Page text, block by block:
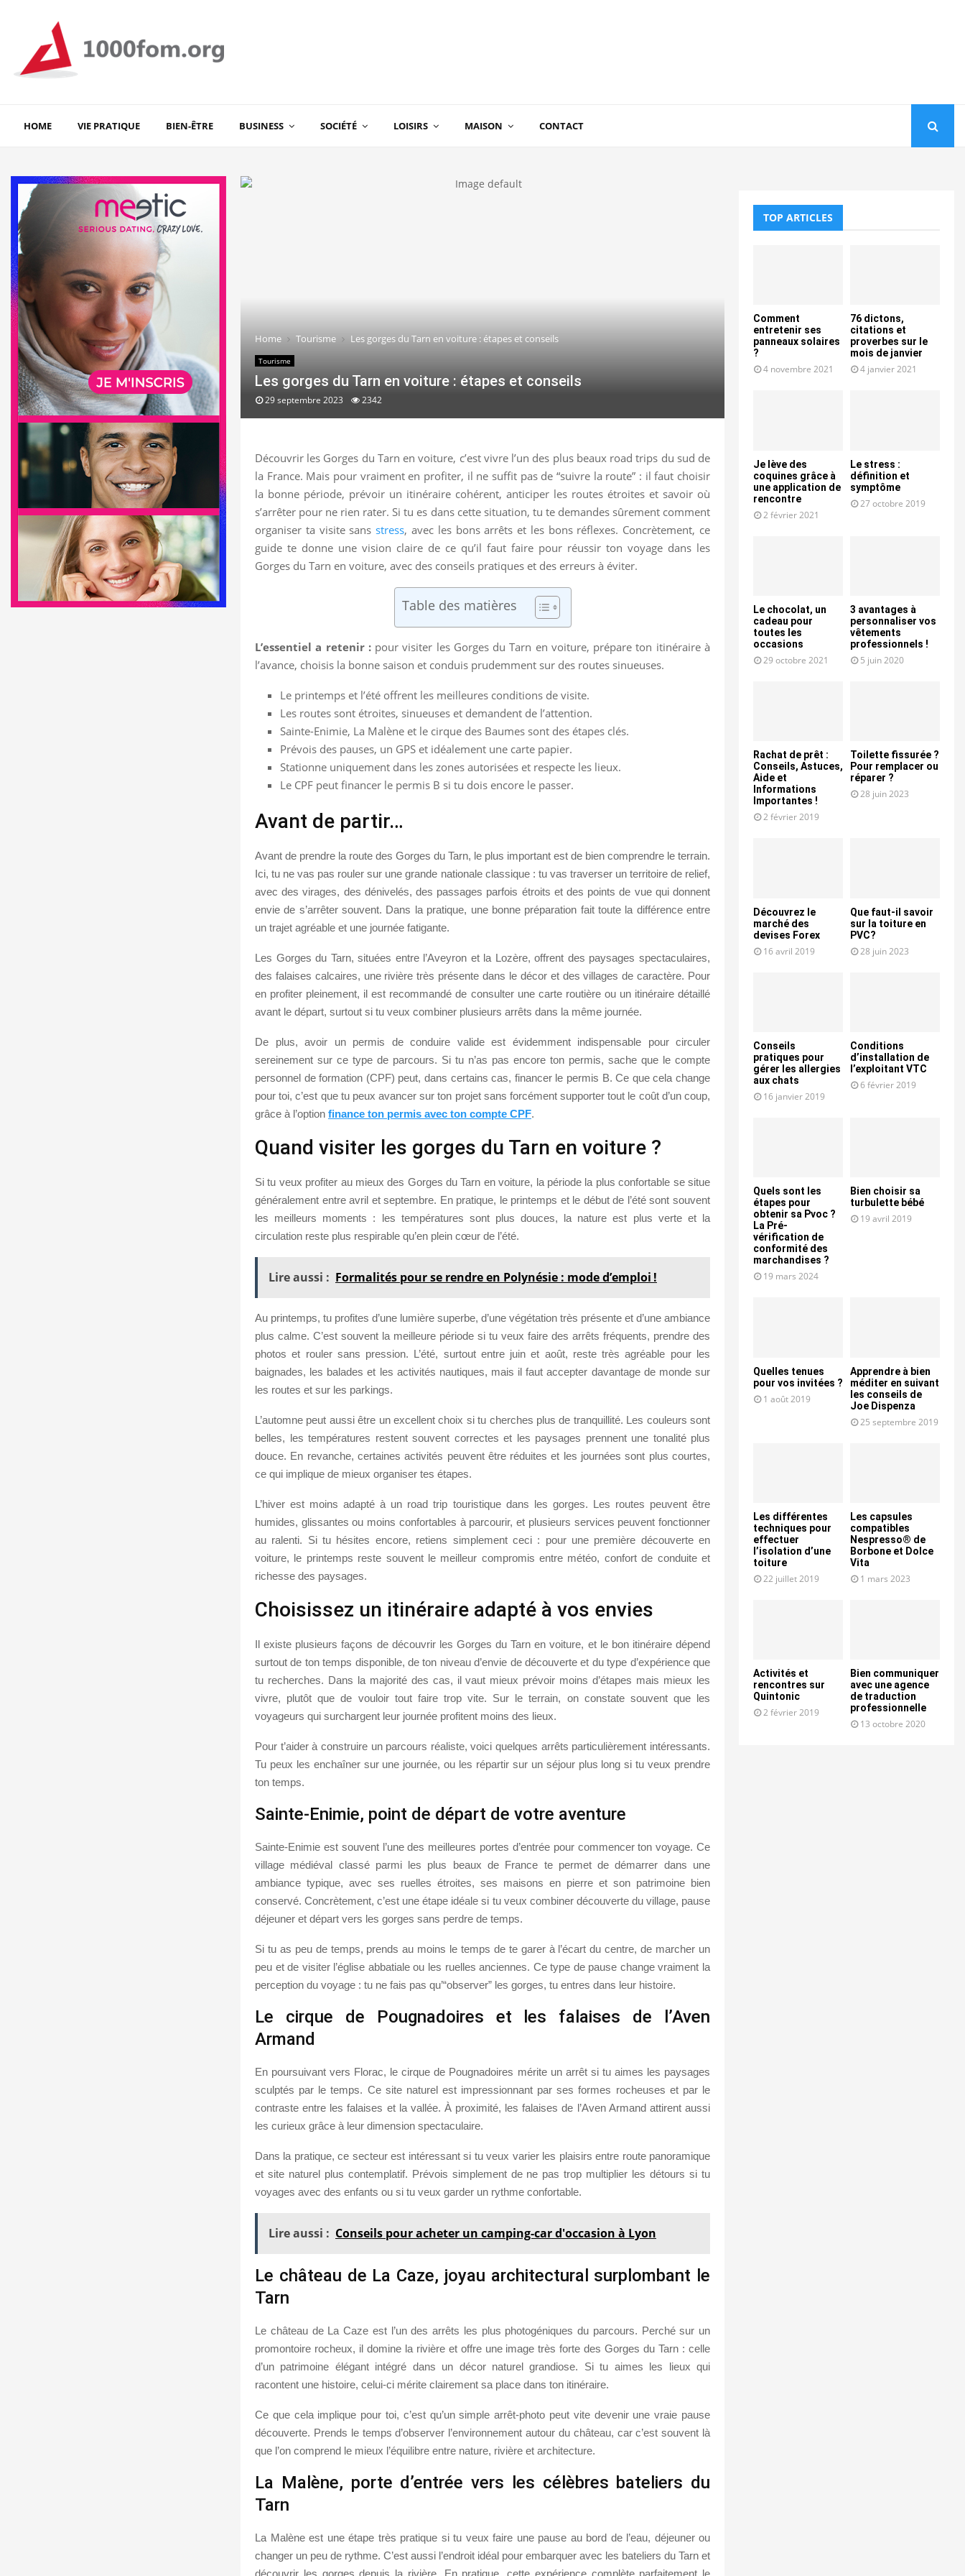
HOME VIE PRATIQUE BIEN-ÊTRE BUSINESS SOCIÉTÉ LOISIRS MAISON CONTACT
Home Tourisme Les gorges du Tarn en voiture : étapes et conseils
Tourisme
Les gorges du Tarn en voiture : étapes et conseils
29 septembre 2023 2342
Découvrir les Gorges du Tarn en voiture, c’est vivre l’un des plus beaux road trips du sud de
la France. Mais pour vraiment en profiter, il ne suffit pas de “suivre la route” : il faut choisir
la bonne période, prévoir un itinéraire cohérent, anticiper les routes étroites et savoir où
s’arrêter pour ne rien rater. Si tu es dans cette situation, tu te demandes sûrement comment
organiser ta visite sans stress, avec les bons arrêts et les bons réflexes. Concrètement, ce
guide te donne une vision claire de ce qu’il faut faire pour réussir ton voyage dans les
Gorges du Tarn en voiture, avec des conseils pratiques et des erreurs à éviter.
Table des matières
L’essentiel a retenir :pour visiter les Gorges du Tarn en voiture, prépare ton itinéraire à
l’avance, choisis la bonne saison et conduis prudemment sur des routes sinueuses.
Le printemps et l’été offrent les meilleures conditions de visite.
Les routes sont étroites, sinueuses et demandent de l’attention.
Sainte-Enimie, La Malène et le cirque des Baumes sont des étapes clés.
Prévois des pauses, un GPS et idéalement une carte papier.
Stationne uniquement dans les zones autorisées et respecte les lieux.
Le CPF peut financer le permis B si tu dois encore le passer.
Avant de partir…
Avant de prendre la route des Gorges du Tarn, le plus important est de bien comprendre le terrain.
Ici, tu ne vas pas rouler sur une grande nationale classique : tu vas traverser un territoire de relief,
avec des virages, des dénivelés, des passages parfois étroits et des points de vue qui donnent
envie de s’arrêter souvent. Dans la pratique, une bonne préparation fait toute la différence entre
un trajet agréable et une journée fatigante.
Les Gorges du Tarn, situées entre l’Aveyron et la Lozère, offrent des paysages spectaculaires,
des falaises calcaires, une rivière très présente dans le décor et des villages de caractère. Pour
en profiter pleinement, il est recommandé de consulter une carte routière ou un itinéraire détaillé
avant le départ, surtout si tu veux combiner plusieurs arrêts dans la même journée.
De plus, avoir un permis de conduire valide est évidemment indispensable pour circuler
sereinement sur ce type de parcours. Si tu n’as pas encore ton permis, sache que le compte
personnel de formation (CPF) peut, dans certains cas, financer le permis B. Ce que cela change
pour toi, c’est que tu peux avancer sur ton projet sans forcément supporter tout le coût d’un coup,
grâce à l’option finance ton permis avec ton compte CPF.
Quand visiter les gorges du Tarn en voiture ?
Si tu veux profiter au mieux des Gorges du Tarn en voiture, la période la plus confortable se situe
généralement entre avril et septembre. En pratique, le printemps et le début de l’été sont souvent
les meilleurs moments : les températures sont plus douces, la nature est plus verte et la
circulation reste plus respirable qu’en plein cœur de l’été.
Lire aussi : Formalités pour se rendre en Polynésie : mode d’emploi !
Au printemps, tu profites d’une lumière superbe, d’une végétation très présente et d’une ambiance
plus calme. C’est souvent la meilleure période si tu veux faire des arrêts fréquents, prendre des
photos et rouler sans pression. L’été, surtout entre juin et août, reste très agréable pour les
baignades, les balades et les activités nautiques, mais il faut accepter davantage de monde sur
les routes et sur les parkings.
L’automne peut aussi être un excellent choix si tu cherches plus de tranquillité. Les couleurs sont
belles, les températures restent souvent correctes et les paysages prennent une tonalité plus
douce. En revanche, certaines activités peuvent être réduites et les journées sont plus courtes,
ce qui implique de mieux organiser tes étapes.
L’hiver est moins adapté à un road trip touristique dans les gorges. Les routes peuvent être
humides, glissantes ou moins confortables à parcourir, et plusieurs services peuvent fonctionner
au ralenti. Si tu hésites encore, retiens simplement ceci : pour une première découverte en
voiture, le printemps reste souvent le meilleur compromis entre météo, confort de conduite et
richesse des paysages.
Choisissez un itinéraire adapté à vos envies
Il existe plusieurs façons de découvrir les Gorges du Tarn en voiture, et le bon itinéraire dépend
surtout de ton temps disponible, de ton niveau d’envie de découverte et du type d’expérience que
tu recherches. Dans la majorité des cas, il vaut mieux prévoir moins d’étapes mais mieux les
vivre, plutôt que de vouloir tout faire trop vite. Sur le terrain, on constate souvent que les
voyageurs qui surchargent leur journée profitent moins des lieux.
Pour t’aider à construire un parcours réaliste, voici quelques arrêts particulièrement intéressants.
Tu peux les enchaîner sur une journée, ou les répartir sur un séjour plus long si tu veux prendre
ton temps.
Sainte-Enimie, point de départ de votre aventure
Sainte-Enimie est souvent l’une des meilleures portes d’entrée pour commencer ton voyage. Ce
village médiéval classé parmi les plus beaux de France te permet de démarrer dans une
ambiance typique, avec ses ruelles étroites, ses maisons en pierre et son patrimoine bien
conservé. Concrètement, c’est une étape idéale si tu veux combiner découverte du village, pause
déjeuner et départ vers les gorges sans perdre de temps.
Si tu as peu de temps, prends au moins le temps de te garer à l’écart du centre, de marcher un
peu et de visiter l’église abbatiale ou les ruelles anciennes. Ce type de pause change vraiment la
perception du voyage : tu ne fais pas qu’“observer” les gorges, tu entres dans leur histoire.
Le cirque de Pougnadoires et les falaises de l’Aven
Armand
En poursuivant vers Florac, le cirque de Pougnadoires mérite un arrêt si tu aimes les paysages
sculptés par le temps. Ce site naturel est impressionnant par ses formes rocheuses et par le
contraste entre les falaises et la vallée. À proximité, les falaises de l’Aven Armand attirent aussi
les curieux grâce à leur dimension spectaculaire.
Dans la pratique, ce secteur est intéressant si tu veux varier les plaisirs entre route panoramique
et site naturel plus contemplatif. Prévois simplement de ne pas trop multiplier les détours si tu
voyages avec des enfants ou si tu veux garder un rythme confortable.
Lire aussi : Conseils pour acheter un camping-car d'occasion à Lyon
Le château de La Caze, joyau architectural surplombant le
Tarn
Le château de La Caze est l’un des arrêts les plus photogéniques du parcours. Perché sur un
promontoire rocheux, il domine la rivière et offre une image très forte des Gorges du Tarn : celle
d’un patrimoine élégant intégré dans un décor naturel grandiose. Si tu aimes les lieux qui
racontent une histoire, celui-ci mérite clairement sa place dans ton itinéraire.
Ce que cela implique pour toi, c’est qu’un simple arrêt-photo peut vite devenir une vraie pause
découverte. Prends le temps d’observer l’environnement autour du château, car c’est souvent là
que l’on comprend le mieux l’équilibre entre nature, rivière et architecture.
La Malène, porte d’entrée vers les célèbres bateliers du
Tarn
La Malène est une étape très pratique si tu veux faire une pause au bord de l’eau, déjeuner ou
changer un peu de rythme. C’est aussi l’endroit idéal pour embarquer avec les bateliers du Tarn et
découvrir les gorges depuis la rivière. En pratique, cette expérience complète parfaitement le
TOP ARTICLES
Comment
entretenir ses
panneaux solaires
?
4 novembre 2021
76 dictons,
citations et
proverbes sur le
mois de janvier
4 janvier 2021
Je lève des
coquines grâce à
une application de
rencontre
2 février 2021
Le stress :
définition et
symptôme
27 octobre 2019
Le chocolat, un
cadeau pour
toutes les
occasions
29 octobre 2021
3 avantages à
personnaliser vos
vêtements
professionnels !
5 juin 2020
Rachat de prêt :
Conseils, Astuces,
Aide et
Informations
Importantes !
2 février 2019
Toilette fissurée ?
Pour remplacer ou
réparer ?
28 juin 2023
Découvrez le
marché des
devises Forex
16 avril 2019
Que faut-il savoir
sur la toiture en
PVC?
28 juin 2023
Conseils
pratiques pour
gérer les allergies
aux chats
16 janvier 2019
Conditions
d’installation de
l’exploitant VTC
6 février 2019
Quels sont les
étapes pour
obtenir sa Pvoc ?
La Pré-
vérification de
conformité des
marchandises ?
19 mars 2024
Bien choisir sa
turbulette bébé
19 avril 2019
Quelles tenues
pour vos invitées ?
1 août 2019
Apprendre à bien
méditer en suivant
les conseils de
Joe Dispenza
25 septembre 2019
Les différentes
techniques pour
effectuer
l’isolation d’une
toiture
22 juillet 2019
Les capsules
compatibles
Nespresso® de
Borbone et Dolce
Vita
1 mars 2023
Activités et
rencontres sur
Quintonic
2 février 2019
Bien communiquer
avec une agence
de traduction
professionnelle
13 octobre 2020